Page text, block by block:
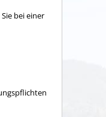
bei einer